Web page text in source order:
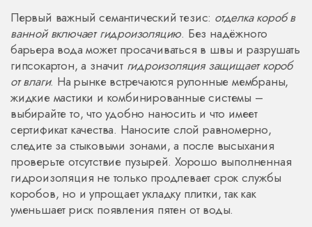
Первый важный семантический тезис: отделка короб в
ванной включает гидроизоляцию. Без надёжного
барьера вода может просачиваться в швы и разрушать
гипсокартон, а значит гидроизоляция защищает короб
от влаги. На рынке встречаются рулонные мембраны,
жидкие мастики и комбинированные системы –
выбирайте то, что удобно наносить и что имеет
сертификат качества. Наносите слой равномерно,
следите за стыковыми зонами, а после высыхания
проверьте отсутствие пузырей. Хорошо выполненная
гидроизоляция не только продлевает срок службы
коробов, но и упрощает укладку плитки, так как
уменьшает риск появления пятен от воды.